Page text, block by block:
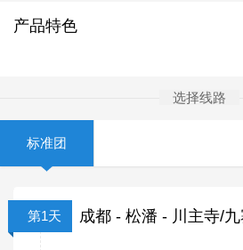
产品特色
选择线路
标准团
第1天 成都 - 松潘 - 川主寺/